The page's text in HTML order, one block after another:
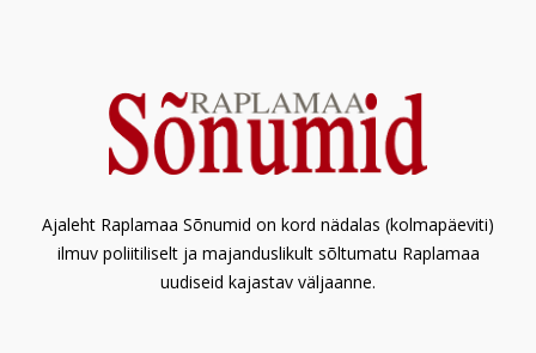
Ajaleht Raplamaa Sõnumid on kord nädalas (kolmapäeviti)
ilmuv poliitiliselt ja majanduslikult sõltumatu Raplamaa
uudiseid kajastav väljaanne.